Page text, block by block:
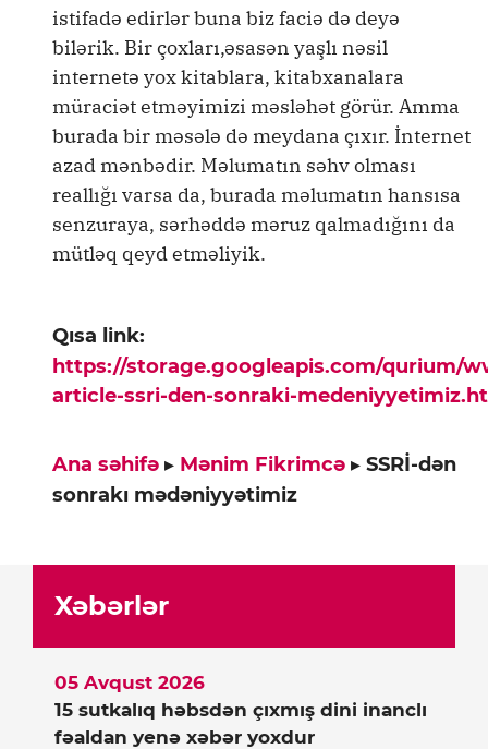
istifadə edirlər buna biz faciə də deyə
bilərik. Bir çoxları,əsasən yaşlı nəsil
internetə yox kitablara, kitabxanalara
müraciət etməyimizi məsləhət görür. Amma
burada bir məsələ də meydana çıxır. İnternet
azad mənbədir. Məlumatın səhv olması
reallığı varsa da, burada məlumatın hansısa
senzuraya, sərhəddə məruz qalmadığını da
mütləq qeyd etməliyik.
Qısa link:
https://storage.googleapis.com/qurium/
article-ssri-den-sonraki-
Ana səhifə ▸ Mənim Fikrimcə ▸ SSRİ-dən
sonrakı mədəniyyətimiz
Xəbərlər
15 sutkalıq həbsdən çıxmış dini inanclı
fəaldan yenə xəbər yoxdur
05 Avqust 2026